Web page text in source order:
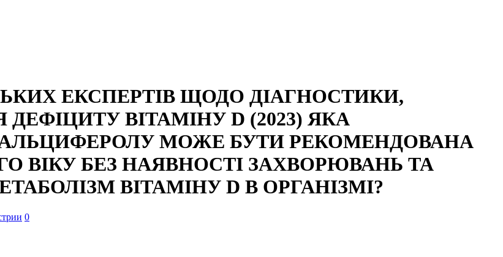
ЕКСПЕРТІВ ЩОДО ДІАГНОСТИКИ,
ВІТАМІНУ D (2023) ЯКА
МОЖЕ БУТИ РЕКОМЕНДОВАНА
ВІКУ БЕЗ НАЯВНОСТІ ЗАХВОРЮВАНЬ ТА
ВІТАМІНУ D В ОРГАНІЗМІ?
0